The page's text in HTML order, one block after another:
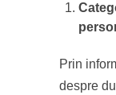
Prin
despre